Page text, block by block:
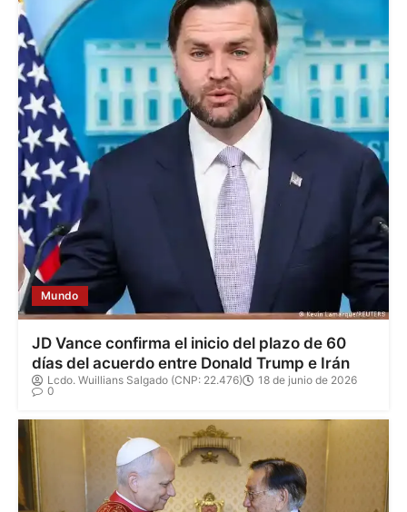
Mundo
JD Vance confirma el inicio del plazo de 60
días del acuerdo entre Donald Trump e Irán
Lcdo. Wuillians Salgado (CNP: 22.476)
18 de junio de 2026
0